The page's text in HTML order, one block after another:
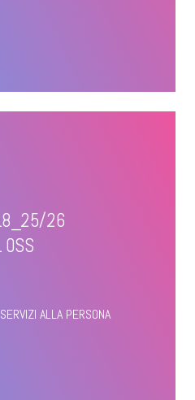
26
OSS
SERVIZI ALLA PERSONA